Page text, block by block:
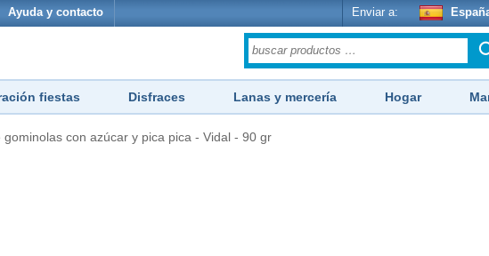
Ayuda y contacto Enviar a:
fiestas Disfraces Lanas y mercería Hogar
gominolas con azúcar y pica pica - Vidal - 90 gr